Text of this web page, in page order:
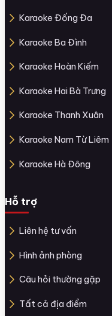
Karaoke Đống Đa
Karaoke Ba Đình
Karaoke Hoàn Kiếm
Karaoke Hai Bà Trưng
Karaoke Thanh Xuân
Karaoke Nam Từ Liêm
Karaoke Hà Đông
Hỗ trợ
Liên hệ tư vấn
Hình ảnh phòng
Câu hỏi thường gặp
Tất cả địa điểm